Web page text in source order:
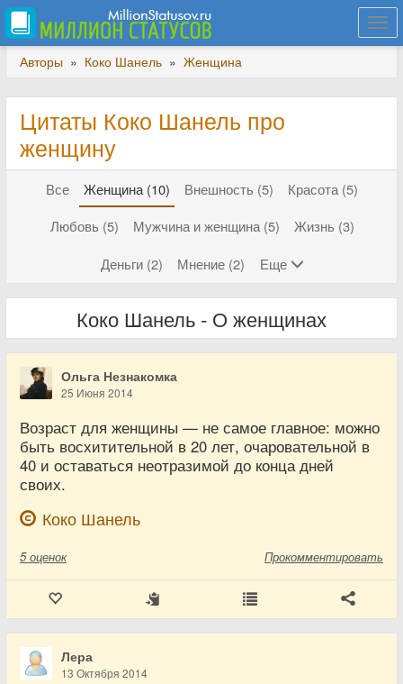
Авторы » Коко Шанель » Женщина
Цитаты Коко Шанель про
женщину
Все Женщина (10) Внешность (5)
Красота (5)
Любовь (5)
Мужчина и женщина (5)
Жизнь (3)
Деньги (2)
Мнение (2) Еще
Коко Шанель - О женщинах
Ольга Незнакомка
25 Июня 2014
Возраст для женщины — не самое главное: можно
быть восхитительной в 20 лет, очаровательной в
40 и оставаться неотразимой до конца дней
своих.
Коко Шанель
5 оценок Прокомментировать
Лера
13 Октября 2014